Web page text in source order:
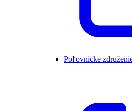
Poľovnícke